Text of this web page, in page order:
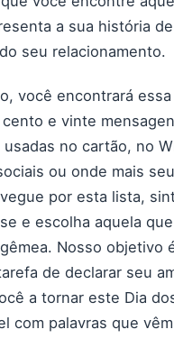
a sua história
seu relacionamento.
você encontrará essa
e vinte
usadas no cartão, no
ou onde mais
por esta lista,
e escolha aquela
Nosso objetivo
de declarar seu
a tornar este Dia
com palavras que